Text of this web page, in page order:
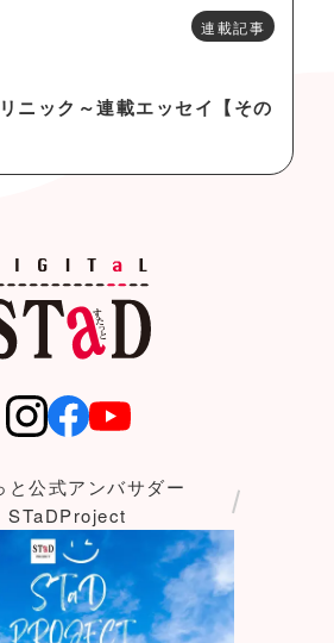
連載記事
ニック～連載エッセイ【その
と公式アンバサダー
STaDProject